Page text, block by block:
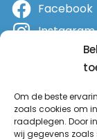
Om de beste
zoals cookies om
raadplegen. Door
wij gegevens zoals
Facebook
Instagram
YouTube